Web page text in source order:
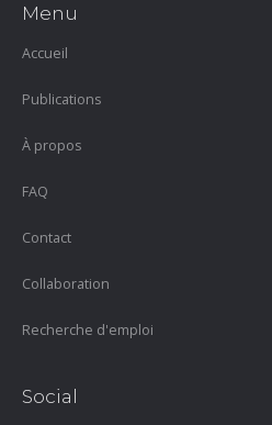
Menu
Accueil
Publications
À propos
FAQ
Contact
Collaboration
Recherche d'emploi
Social